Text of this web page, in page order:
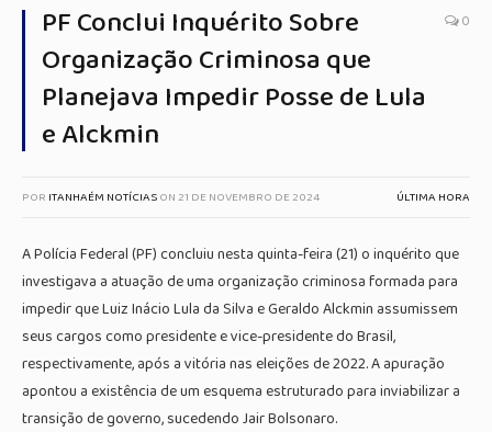
PF Conclui Inquérito Sobre
Organização Criminosa que
Planejava Impedir Posse de Lula
e Alckmin
0
POR ITANHAÉM NOTÍCIASON21 DE NOVEMBRO DE 2024 ÚLTIMA HORA
A Polícia Federal (PF) concluiu nesta quinta-feira (21) o inquérito que
investigava a atuação de uma organização criminosa formada para
impedir que Luiz Inácio Lula da Silva e Geraldo Alckmin assumissem
seus cargos como presidente e vice-presidente do Brasil,
respectivamente, após a vitória nas eleições de 2022. A apuração
apontou a existência de um esquema estruturado para inviabilizar a
transição de governo, sucedendo Jair Bolsonaro.